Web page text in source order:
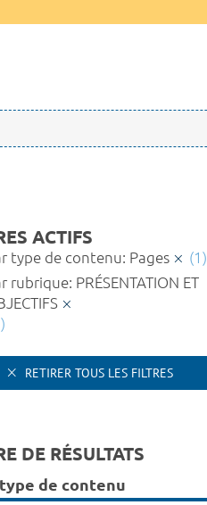
ACTIFS
type de contenu: Pages
(1)
rubrique: PRÉSENTATION ET
RETIRER TOUS LES FILTRES
DE RÉSULTATS
de contenu